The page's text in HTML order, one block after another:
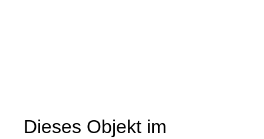
Dieses Objekt im